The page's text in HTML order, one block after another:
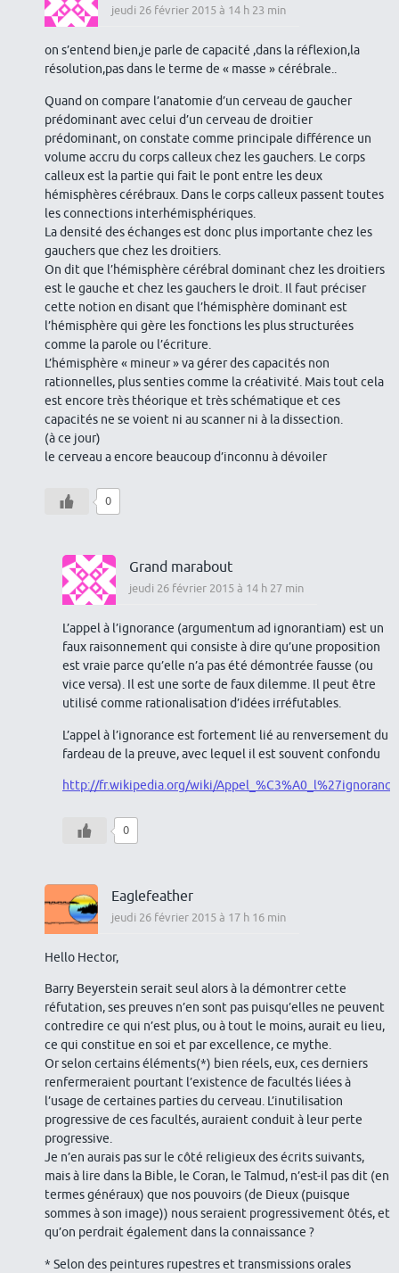
jeudi 26 février 2015 à 14 h 23 min
on s’entend bien,je parle de capacité ,dans la réflexion,la
résolution,pas dans le terme de « masse » cérébrale..
Quand on compare l’anatomie d’un cerveau de gaucher
prédominant avec celui d’un cerveau de droitier
prédominant, on constate comme principale différence un
volume accru du corps calleux chez les gauchers. Le corps
calleux est la partie qui fait le pont entre les deux
hémisphères cérébraux. Dans le corps calleux passent toutes
les connections interhémisphériques.
La densité des échanges est donc plus importante chez les
gauchers que chez les droitiers.
On dit que l’hémisphère cérébral dominant chez les droitiers
est le gauche et chez les gauchers le droit. Il faut préciser
cette notion en disant que l’hémisphère dominant est
l’hémisphère qui gère les fonctions les plus structurées
comme la parole ou l’écriture.
L’hémisphère « mineur » va gérer des capacités non
rationnelles, plus senties comme la créativité. Mais tout cela
est encore très théorique et très schématique et ces
capacités ne se voient ni au scanner ni à la dissection.
(à ce jour)
le cerveau a encore beaucoup d’inconnu à dévoiler
0
Grand marabout
jeudi 26 février 2015 à 14 h 27 min
L’appel à l’ignorance (argumentum ad ignorantiam) est un
faux raisonnement qui consiste à dire qu’une proposition
est vraie parce qu’elle n’a pas été démontrée fausse (ou
vice versa). Il est une sorte de faux dilemme. Il peut être
utilisé comme rationalisation d’idées irréfutables.
L’appel à l’ignorance est fortement lié au renversement du
fardeau de la preuve, avec lequel il est souvent confondu
http://fr.wikipedia.org/wiki/Appel_%C3%A0_l%27ignorance
0
Eaglefeather
jeudi 26 février 2015 à 17 h 16 min
Hello Hector,
Barry Beyerstein serait seul alors à la démontrer cette
réfutation, ses preuves n’en sont pas puisqu’elles ne peuvent
contredire ce qui n’est plus, ou à tout le moins, aurait eu lieu,
ce qui constitue en soi et par excellence, ce mythe.
Or selon certains éléments(*) bien réels, eux, ces derniers
renfermeraient pourtant l’existence de facultés liées à
l’usage de certaines parties du cerveau. L’inutilisation
progressive de ces facultés, auraient conduit à leur perte
progressive.
Je n’en aurais pas sur le côté religieux des écrits suivants,
mais à lire dans la Bible, le Coran, le Talmud, n’est-il pas dit (en
termes généraux) que nos pouvoirs (de Dieux (puisque
sommes à son image)) nous seraient progressivement ôtés, et
qu’on perdrait également dans la connaissance ?
* Selon des peintures rupestres et transmissions orales